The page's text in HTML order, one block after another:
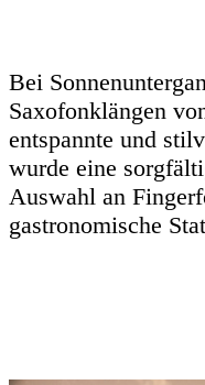
Bei
Saxofonklängen
entspannte und
wurde eine
Auswahl an
gastronomische